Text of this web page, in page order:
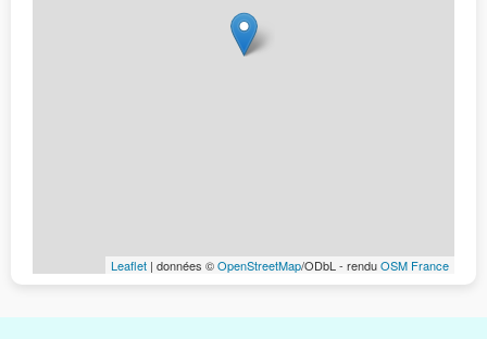
Leaflet | données ©OpenStreetMap/ODbL - renduOSM France